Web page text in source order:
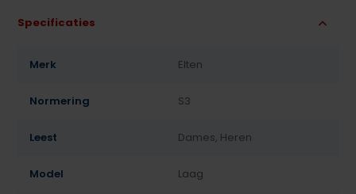
Specificaties
Merk Elten
Normering S3
Leest Dames, Heren
Model Laag